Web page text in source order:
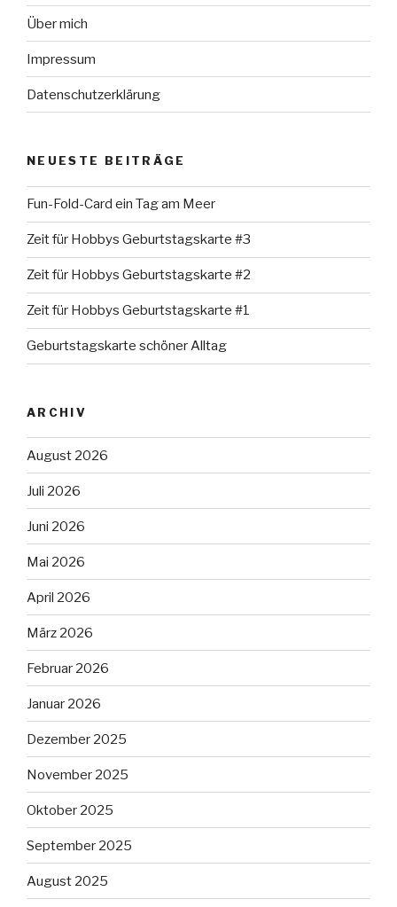
Über mich
Impressum
Datenschutzerklärung
NEUESTE BEITRÄGE
Fun-Fold-Card ein Tag am Meer
Zeit für Hobbys Geburtstagskarte #3
Zeit für Hobbys Geburtstagskarte #2
Zeit für Hobbys Geburtstagskarte #1
Geburtstagskarte schöner Alltag
ARCHIV
August 2026
Juli 2026
Juni 2026
Mai 2026
April 2026
März 2026
Februar 2026
Januar 2026
Dezember 2025
November 2025
Oktober 2025
September 2025
August 2025